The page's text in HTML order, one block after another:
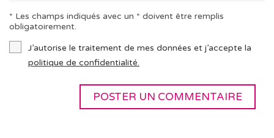
* Les champs indiqués avec un * doivent être remplis
obligatoirement.
J’autorise le traitement de mes données et j’accepte la
politique de confidentialité.